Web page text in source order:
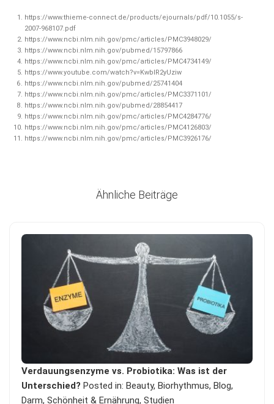
https://www.thieme-connect.de/products/ejournals/pdf/10.1055/s-
2007-968107.pdf
https://www.ncbi.nlm.nih.gov/pmc/articles/PMC3948029/
https://www.ncbi.nlm.nih.gov/pubmed/15797866
https://www.ncbi.nlm.nih.gov/pmc/articles/PMC4734149/
https://www.youtube.com/watch?v=KwbIR2yUziw
https://www.ncbi.nlm.nih.gov/pubmed/25741404
https://www.ncbi.nlm.nih.gov/pmc/articles/PMC3371101/
https://www.ncbi.nlm.nih.gov/pubmed/28854417
https://www.ncbi.nlm.nih.gov/pmc/articles/PMC4284776/
https://www.ncbi.nlm.nih.gov/pmc/articles/PMC4126803/
https://www.ncbi.nlm.nih.gov/pmc/articles/PMC3926176/
Ähnliche Beiträge
Verdauungsenzyme vs. Probiotika: Was ist der
Unterschied? Posted in: Beauty, Biorhythmus, Blog,
Darm,Schönheit & Ernährung,Studien